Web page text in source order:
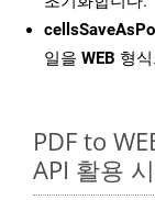
일을 WEB 형
PDF to
API 활용